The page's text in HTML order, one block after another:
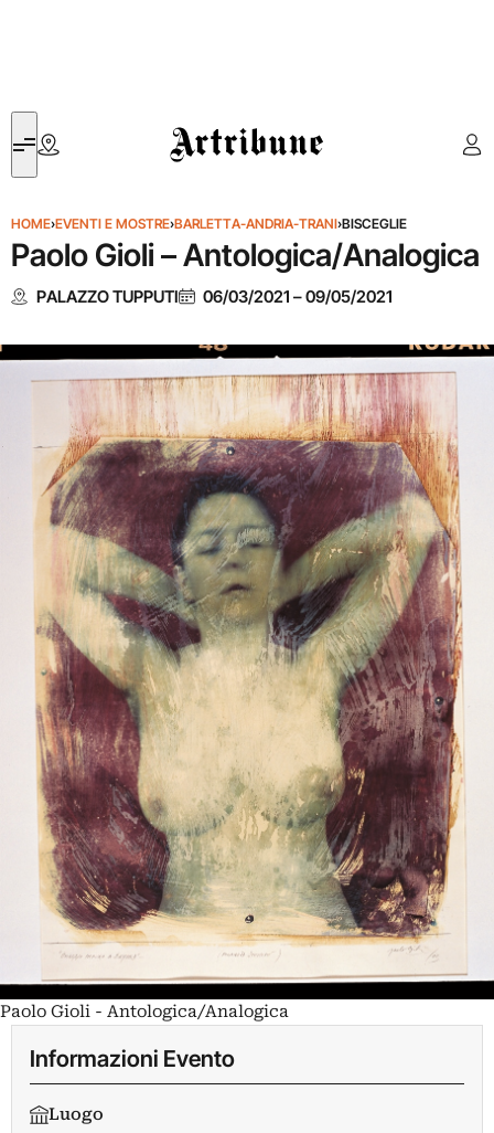
Artribune
HOME›EVENTI E MOSTRE›BARLETTA-ANDRIA-TRANI›BISCEGLIE
Paolo Gioli – Antologica/Analogica
PALAZZO TUPPUTI 06/03/2021 –09/05/2021
Paolo Gioli - Antologica/Analogica
Informazioni Evento
Luogo